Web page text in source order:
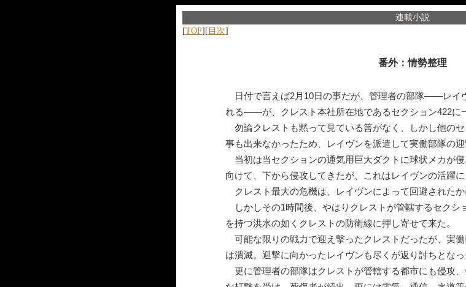
連載小説
[TOP][ 目次]
番外：情勢整理
日付で言えば2月10日の事だが、管理者の部隊――レイ
れる――が、クレスト本社所在地であるセクション422に
勿論クレストも黙って見ている筈がなく、しかし他の
事も出来なかったため、レイヴンを派遣して実働部隊の迎
当初は当セクションの通気用巨大ダクトに球状メカが
向けて、下から侵攻してきたが、これはレイヴンの活躍に
クレスト最大の危機は、レイヴンによって回避されたか
しかしその1時間後、やはりクレストが管轄するセクシ
を持つ洪水の如くクレストの防衛線に押し寄せて来た。
可能な限りの戦力で迎え撃ったクレストだったが、実
は潰滅。迎撃に向かったレイヴンも尽くが返り討ちとなっ
更に管理者の部隊はクレストが管轄する都市にも侵攻